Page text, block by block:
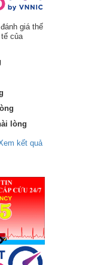
giá thế
của
lòng
kết quả